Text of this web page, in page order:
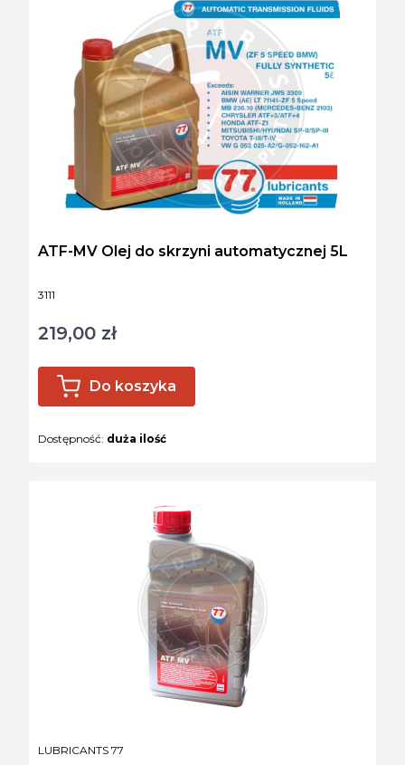
Kod produktu
3111
ATF-MV Olej do skrzyni automatycznej 5L
Cena
219,00 zł
Do koszyka
Dostępność: duża ilość
PRODUCENT
LUBRICANTS 77